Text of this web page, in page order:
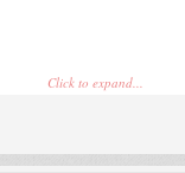
na bihnet usenetu tako
i nisam korisnik Bihnet
Click to expand...